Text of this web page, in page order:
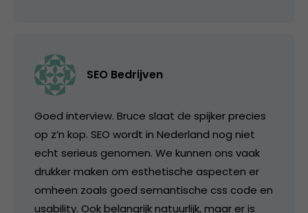
SEO Bedrijven
Goed interview. Bruce slaat de spijker precies
op z’n kop. SEO wordt in Nederland nog niet
echt serieus genomen. We kunnen ons vaak
drukker maken om esthetische aspecten er
omheen zoals goed semantische css code en
usability. Ook belangrijk natuurlijk, maar er is